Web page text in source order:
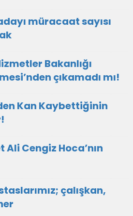
müracaat sayısı
Bakanlığı
çıkamadı mı!
Kan Kaybettiğinin
Ali Cengiz Hoca’nın
çalışkan,